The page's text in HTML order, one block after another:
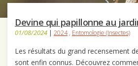
Devine qui papillonne au
01/08/2024 | 2024, Entomologie (Insectes)
Les résultats du grand recensement
sont enfin connus. Découvrez